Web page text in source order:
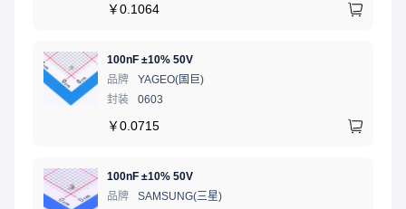
￥0.1064
100nF ±10% 50V
品牌
YAGEO(国巨)
封装
0603
￥0.0715
100nF ±10% 50V
品牌
SAMSUNG(三星)